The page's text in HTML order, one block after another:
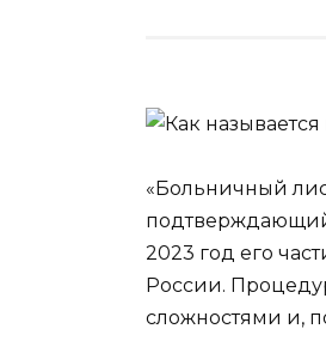
«Больничный
подтверждающий
2023 год его
России.
сложностями и,